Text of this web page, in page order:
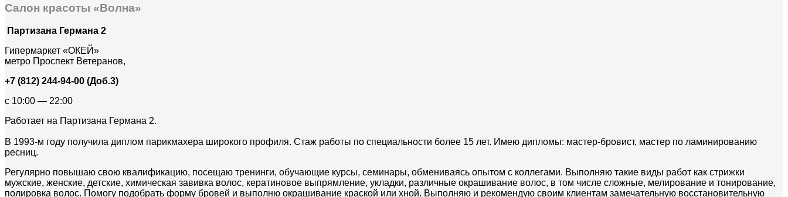
Салон красоты «Волна»
Партизана Германа 2
Гипермаркет «ОКЕЙ»
метро Проспект Ветеранов,
+7 (812) 244-94-00 (Доб.3)
c 10:00 — 22:00
Работает на Партизана Германа 2.
В 1993-м году получила диплом парикмахера широкого профиля. Стаж работы по специальности более 15 лет. Имею дипломы: мастер-бровист, мастер по ламинированию
ресниц.
Регулярно повышаю свою квалификацию, посещаю тренинги, обучающие курсы, семинары, обмениваясь опытом с коллегами. Выполняю такие виды работ как стрижки
мужские, женские, детские, химическая завивка волос, кератиновое выпрямление, укладки, различные окрашивание волос, в том числе сложные, мелирование и тонирование,
полировка волос. Помогу подобрать форму бровей и выполню окрашивание краской или хной. Выполняю и рекомендую своим клиентам замечательную восстановительную